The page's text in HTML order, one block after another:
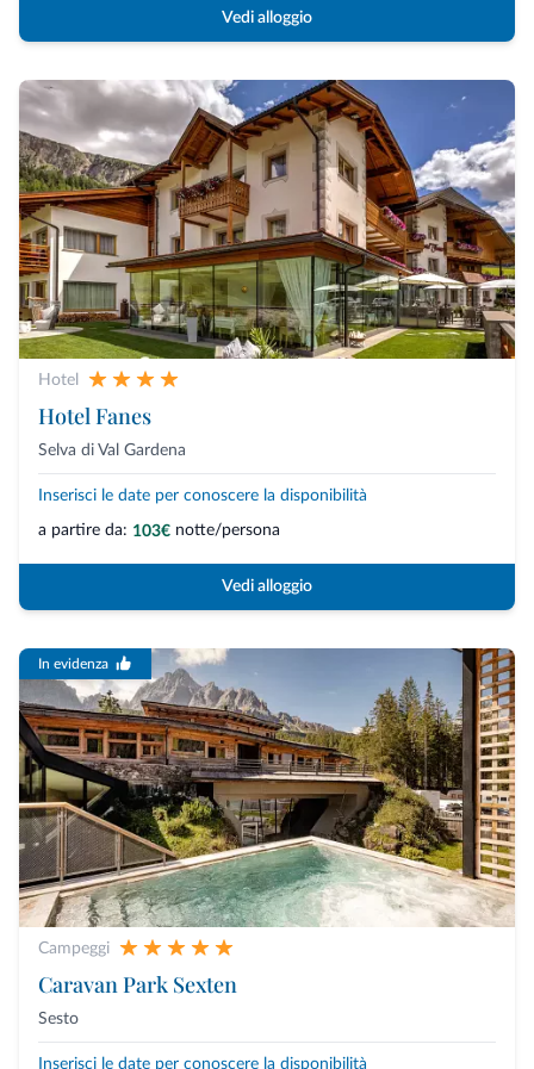
Vedi alloggio
Hotel
Hotel Fanes
Selva di Val Gardena
Inserisci le date per conoscere la disponibilità
a partire da: 103€ notte/persona
Vedi alloggio
In evidenza
Campeggi
Caravan Park Sexten
Sesto
Inserisci le date per conoscere la disponibilità